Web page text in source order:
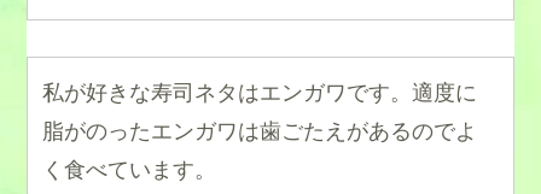
私が好きな寿司ネタはエンガワです。適度に
脂がのったエンガワは歯ごたえがあるのでよ
く食べています。